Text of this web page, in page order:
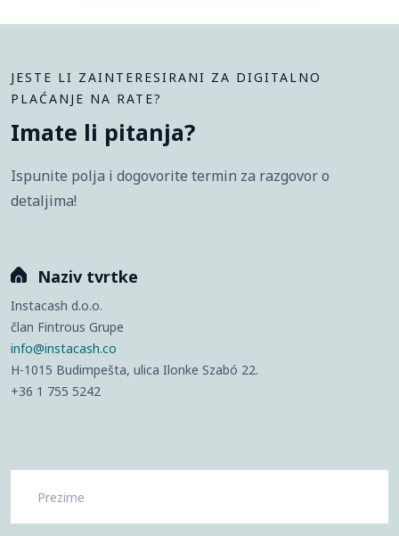
JESTE LI ZAINTERESIRANI ZA DIGITALNO
PLAĆANJE NA RATE?
Imate li pitanja?
Ispunite polja i dogovorite termin za razgovor o
detaljima!
Naziv tvrtke
Instacash d.o.o.
član Fintrous Grupe
info@instacash.co
H-1015 Budimpešta, ulica Ilonke Szabó 22.
+36 1 755 5242